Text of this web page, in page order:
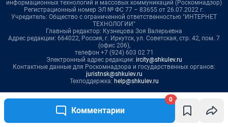
Комментарии
0